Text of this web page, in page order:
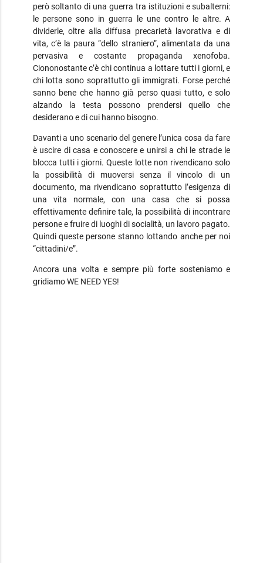
però soltanto di una guerra tra istituzioni e subalterni:
le persone sono in guerra le une contro le altre. A
dividerle, oltre alla diffusa precarietà lavorativa e di
vita, c’è la paura “dello straniero”, alimentata da una
pervasiva e costante propaganda xenofoba.
Ciononostante c’è chi continua a lottare tutti i giorni, e
chi lotta sono soprattutto gli immigrati. Forse perché
sanno bene che hanno già perso quasi tutto, e solo
alzando la testa possono prendersi quello che
desiderano e di cui hanno bisogno.
Davanti a uno scenario del genere l’unica cosa da fare
è uscire di casa e conoscere e unirsi a chi le strade le
blocca tutti i giorni. Queste lotte non rivendicano solo
la possibilità di muoversi senza il vincolo di un
documento, ma rivendicano soprattutto l’esigenza di
una vita normale, con una casa che si possa
effettivamente definire tale, la possibilità di incontrare
persone e fruire di luoghi di socialità, un lavoro pagato.
Quindi queste persone stanno lottando anche per noi
“cittadini/e”.
Ancora una volta e sempre più forte sosteniamo e
gridiamo WE NEED YES!